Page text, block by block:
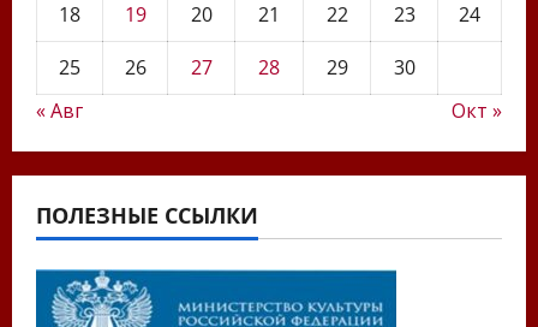
18
19 20 21 22 23
24
25
26 27 28 29
30
« Авг
Окт »
ПОЛЕЗНЫЕ ССЫЛКИ